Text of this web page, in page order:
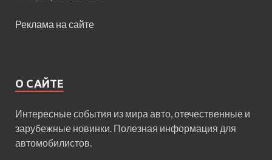
Реклама на сайте
О САЙТЕ
Интересные события из мира авто, отечественные и
зарубежные новинки. Полезная информация для
автомобилистов.